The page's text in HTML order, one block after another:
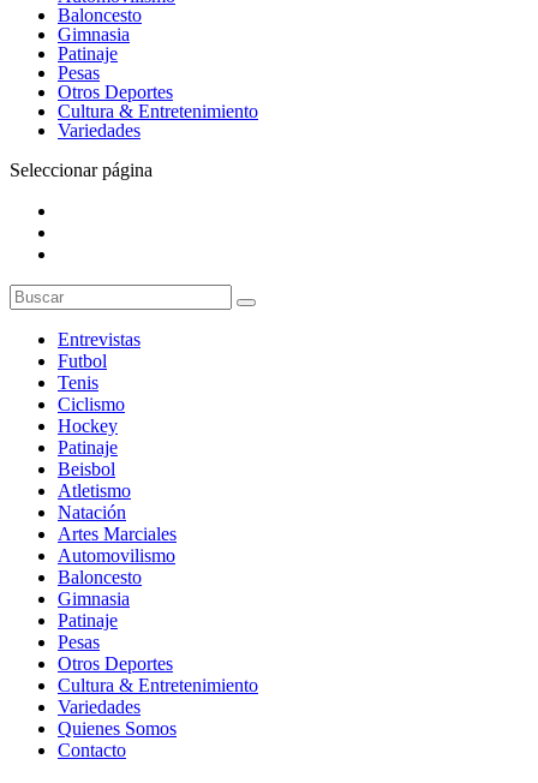
Baloncesto
Gimnasia
Patinaje
Pesas
Otros Deportes
Cultura & Entretenimiento
Variedades
Seleccionar página
Entrevistas
Futbol
Tenis
Ciclismo
Hockey
Patinaje
Beisbol
Atletismo
Natación
Artes Marciales
Automovilismo
Baloncesto
Gimnasia
Patinaje
Pesas
Otros Deportes
Cultura & Entretenimiento
Variedades
Quienes Somos
Contacto